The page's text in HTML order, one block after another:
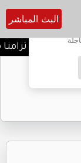
البث المباشر
شاملة تزامنا مع
فرص عمل